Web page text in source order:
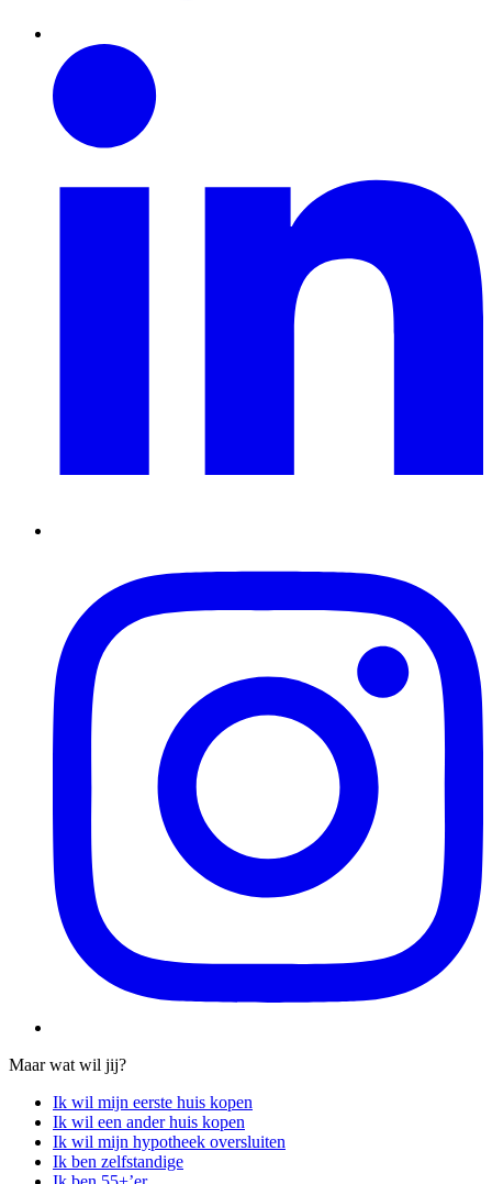
Maar wat wil jij?
Ik wil mijn eerste huis kopen
Ik wil een ander huis kopen
Ik wil mijn hypotheek oversluiten
Ik ben zelfstandige